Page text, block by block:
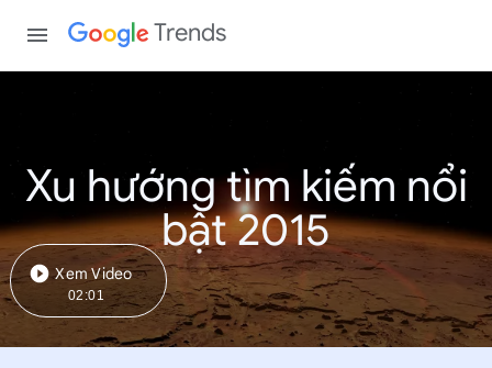
Trends
Xu hướng tìm kiếm nổi
bật 2015
Xem Video
02:01